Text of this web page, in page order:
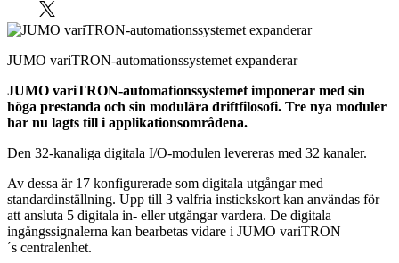
JUMO variTRON-automationssystemet expanderar
JUMO variTRON-automationssystemet imponerar med sin
höga prestanda och sin modulära driftfilosofi. Tre nya moduler
har nu lagts till i applikationsområdena.
Den 32-kanaliga digitala I/O-modulen levereras med 32 kanaler.
Av dessa är 17 konfigurerade som digitala utgångar med
standardinställning. Upp till 3 valfria instickskort kan användas för
att ansluta 5 digitala in- eller utgångar vardera. De digitala
ingångssignalerna kan bearbetas vidare i JUMO variTRON
´s centralenhet.